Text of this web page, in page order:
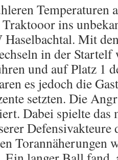
Temperaturen
ins
Haselbachtal. Mit
in der Startelf
und auf Platz 1
es jedoch die
setzten. Die
Dabei spielte das
Torannäherungen